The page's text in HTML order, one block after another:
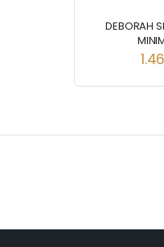
DEBORAH